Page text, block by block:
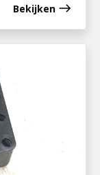
Bekijken east